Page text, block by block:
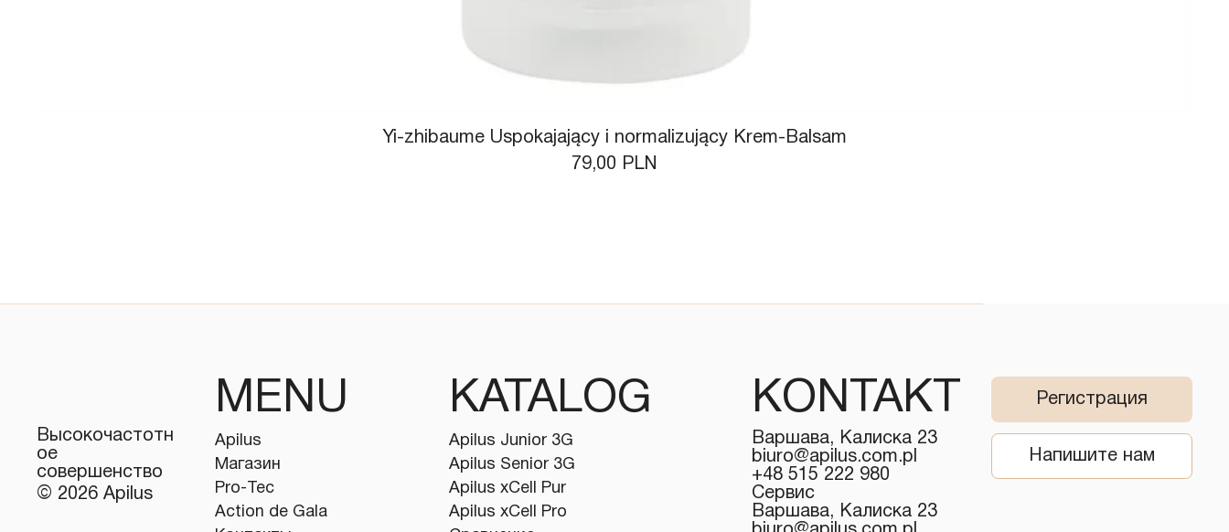
Yi-zhibaume Uspokajający i normalizujący Krem-Balsam
Цена
79,00 PLN
Высокочастотн
ое
совершенство
© 2026 Apilus
MENU
Apilus
Магазин
Pro-Tec
Action de Gala
KATALOG
Apilus Junior 3G
Apilus Senior 3G
Apilus xCell Pur
Apilus xCell Pro
KONTAKT
Варшава, Калиска 23
biuro@apilus.com.pl
+48 515 222 980
Сервис
Варшава, Калиска 23
Регистрация
Напишите нам